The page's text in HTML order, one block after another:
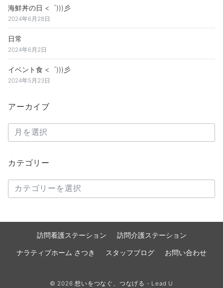
海鮮丼の日 <゜)))彡
2024年6月28日
日常
2024年6月2日
イベント食 <゜)))彡
2024年5月23日
アーカイブ
ー
カ
ブ
カテゴリー
カ
テ
訪問看護ステーション 訪問介護ステーション
ナラティブホーム さつき スタッフブログ お問い合わせ
© 2026想いをつなぐ、つなげる - Lead U